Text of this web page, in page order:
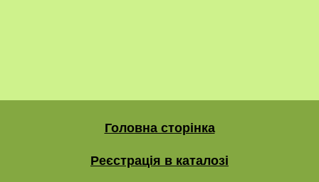
Головна сторінка
Реєстрація в каталозі